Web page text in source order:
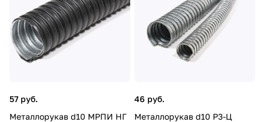
57 руб.
Металлорукав d10 МРПИ НГ
46 руб.
Металлорукав d10 Р3-Ц